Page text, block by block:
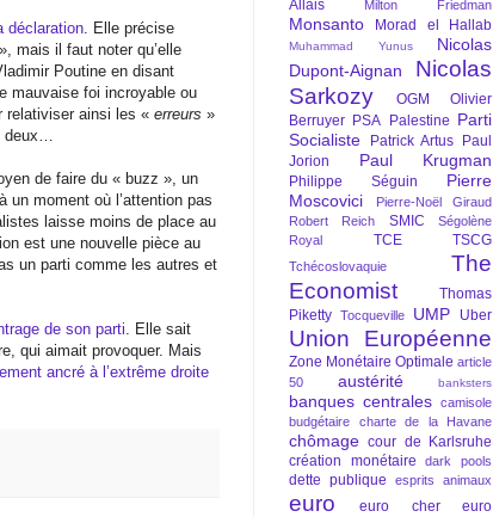
déclaration . Elle précise
», mais il faut noter qu’elle
Poutine en disant
mauvaise foi incroyable ou
relativiser ainsi les « erreurs »
de faire du « buzz », un
un moment où l’attention pas
laisse moins de place au
est une nouvelle pièce au
un parti comme les autres et
de son parti . Elle sait
qui aimait provoquer. Mais
ancré à l’extrême droite
Allais
Milton Friedman
Monsanto Morad el Hallab
Muhammad Yunus
Nicolas
Dupont-Aignan
Nicolas
Sarkozy
OGM
Olivier
Berruyer PSA Palestine Parti
Socialiste
Patrick Artus
Paul
Jorion
Paul Krugman
Philippe Séguin
Pierre
Moscovici
Pierre-Noël Giraud
Robert Reich
SMIC
Ségolène
Royal
TCE TSCG
Tchécoslovaquie
The
Economist
Thomas
Piketty Tocqueville UMP Uber
Union Européenne
Zone Monétaire Optimale article
50
austérité banksters
banques centrales camisole
budgétaire
charte de la Havane
chômage cour de Karlsruhe
création monétaire
dark pools
dette publique esprits animaux
euro euro cher
euro